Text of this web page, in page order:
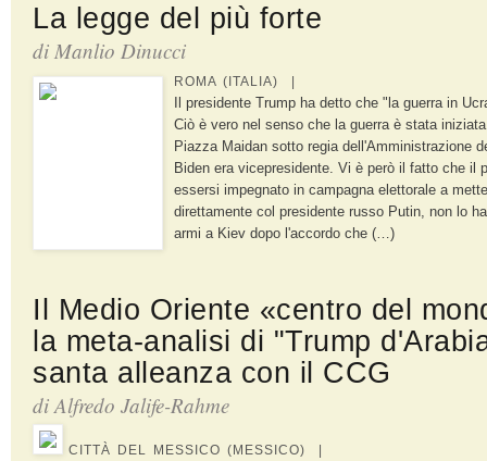
La legge del più forte
di Manlio Dinucci
ROMA (ITALIA) |
Il presidente Trump ha detto che "la guerra in
Ciò è vero nel senso che la guerra è stata
Piazza Maidan sotto regia dell'Amministrazione
Biden era vicepresidente. Vi è però il fatto che il
essersi impegnato in campagna elettorale a
direttamente col presidente russo Putin, non lo
armi a Kiev dopo l'accordo che (…)
Il Medio Oriente «centro del
la meta-analisi di "Trump
santa alleanza con il CCG
di Alfredo Jalife-Rahme
CITTÀ DEL MESSICO (MESSICO) |